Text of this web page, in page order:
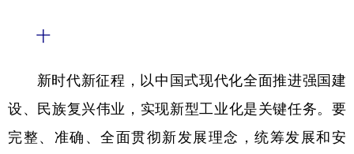
十
新时代新征程，以中国式现代化全面推进强国建
设、民族复兴伟业，实现新型工业化是关键任务。要
完整、准确、全面贯彻新发展理念，统筹发展和安